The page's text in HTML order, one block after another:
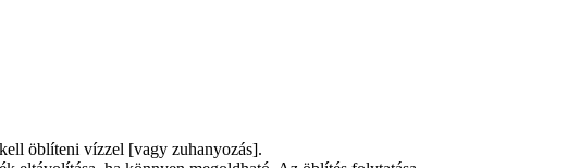
öblíteni vízzel [vagy zuhanyozás].